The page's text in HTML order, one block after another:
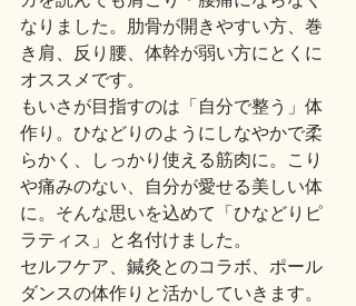
なりました。肋骨が開きやすい方、巻
き肩、反り腰、体幹が弱い方にとくに
オススメです。
もいさが目指すのは「自分で整う」体
作り。ひなどりのようにしなやかで柔
らかく、しっかり使える筋肉に。こり
や痛みのない、自分が愛せる美しい体
に。そんな思いを込めて「ひなどりピ
ラティス」と名付けました。
セルフケア、鍼灸とのコラボ、ポール
ダンスの体作りと活かしていきます。